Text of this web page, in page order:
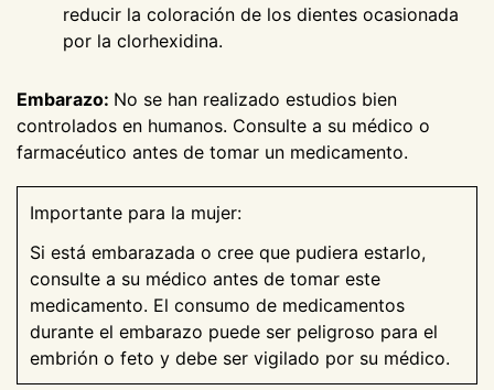
reducir la coloración de los dientes ocasionada
por la clorhexidina.
Embarazo: No se han realizado estudios bien
controlados en humanos. Consulte a su médico o
farmacéutico antes de tomar un medicamento.
Importante para la mujer:
Si está embarazada o cree que pudiera estarlo,
consulte a su médico antes de tomar este
medicamento. El consumo de medicamentos
durante el embarazo puede ser peligroso para el
embrión o feto y debe ser vigilado por su médico.